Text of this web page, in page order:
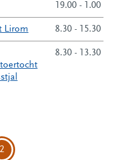
19.00 - 1.00
Lirom 8.30 - 15.30
8.30 - 13.30
2